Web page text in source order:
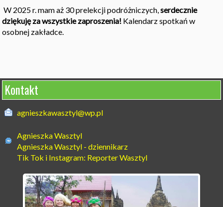
W 2025 r. mam aż 30 prelekcji podróżniczych,serdecznie
dziękuję za wszystkie zaproszenia! Kalendarz spotkań w
osobnej zakładce.
Kontakt
agnieszkawasztyl@wp.pl
Agnieszka Wasztyl
Agnieszka Wasztyl - dziennikarz
Tik Tok i Instagram: Reporter Wasztyl